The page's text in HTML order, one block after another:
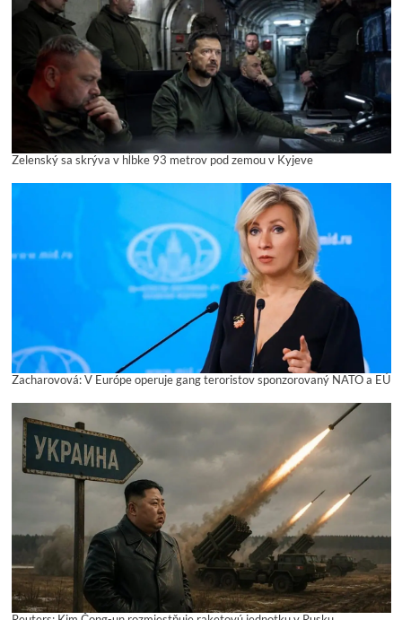
Zelenský sa skrýva v hĺbke 93 metrov pod zemou v Kyjeve
Zacharovová: V Európe operuje gang teroristov sponzorovaný NATO a EÚ